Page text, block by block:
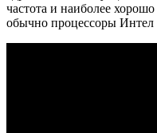
частота и наиболее
обычно процессоры